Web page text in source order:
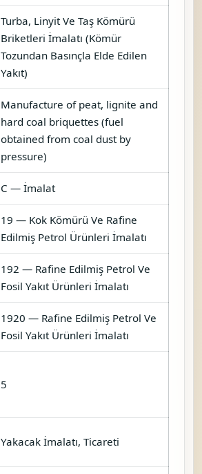
Turba, Linyit Ve Taş Kömürü
Briketleri İmalatı (Kömür
Tozundan Basınçla Elde Edilen
Yakıt)
Manufacture of peat, lignite and
hard coal briquettes (fuel
obtained from coal dust by
pressure)
C — İmalat
19 — Kok Kömürü Ve Rafine
Edilmiş Petrol Ürünleri İmalatı
192 — Rafine Edilmiş Petrol Ve
Fosil Yakıt Ürünleri İmalatı
1920 — Rafine Edilmiş Petrol Ve
Fosil Yakıt Ürünleri İmalatı
5
Yakacak İmalatı, Ticareti